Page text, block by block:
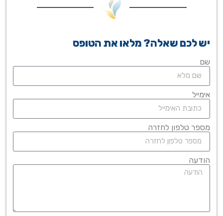
יש לכם שאלה? מלאו את הטופס
שם
אימייל
מספר טלפון לחזרה
הודעה